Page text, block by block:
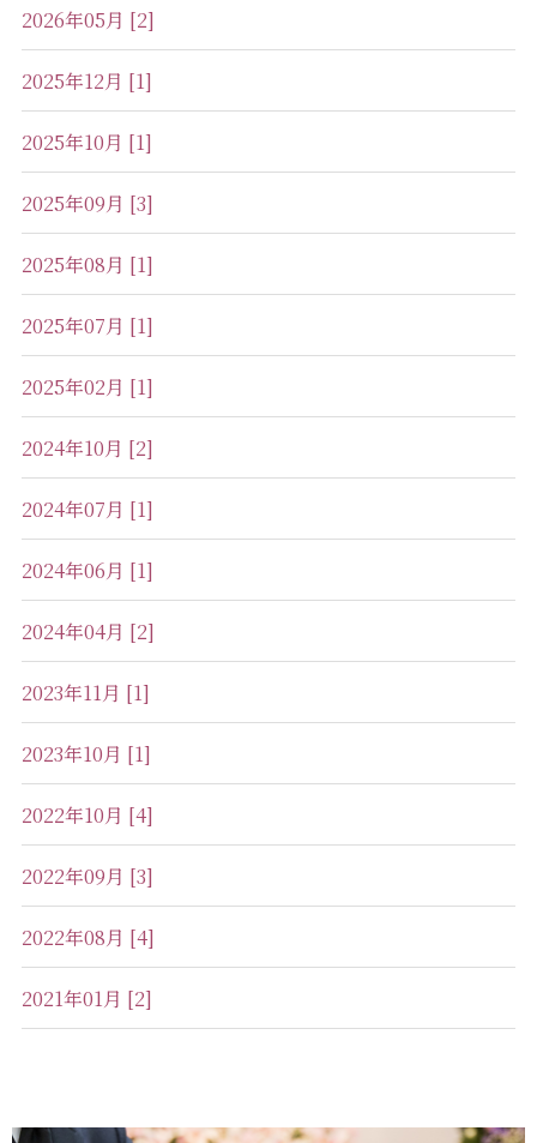
2026年05月 [2]
2025年12月 [1]
2025年10月 [1]
2025年09月 [3]
2025年08月 [1]
2025年07月 [1]
2025年02月 [1]
2024年10月 [2]
2024年07月 [1]
2024年06月 [1]
2024年04月 [2]
2023年11月 [1]
2023年10月 [1]
2022年10月 [4]
2022年09月 [3]
2022年08月 [4]
2021年01月 [2]